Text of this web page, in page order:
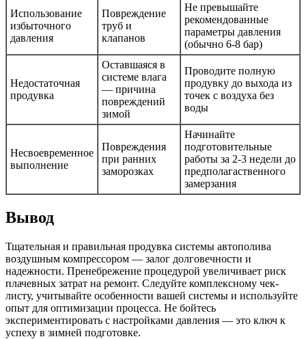
Использование
избыточного
давления
Повреждение
труб и
клапанов
Не превышайте
рекомендованные
параметры давления
(обычно 6-8 бар)
Недостаточная
продувка
Оставшаяся в
системе влага
— причина
повреждений
зимой
Проводите полную
продувку до выхода из
точек с воздуха без
воды
Несвоевременное
выполнение
Повреждения
при ранних
заморозках
Начинайте
подготовительные
работы за 2-3 недели до
предполагаственного
замерзания
Вывод
Тщательная и правильная продувка системы автополива
воздушным компрессором — залог долговечности и
надежности. Пренебрежение процедурой увеличивает риск
плачевных затрат на ремонт. Следуйте комплексному чек-
листу, учитывайте особенности вашей системы и используйте
опыт для оптимизации процесса. Не бойтесь
экспериментировать с настройками давления — это ключ к
успеху в зимней подготовке.